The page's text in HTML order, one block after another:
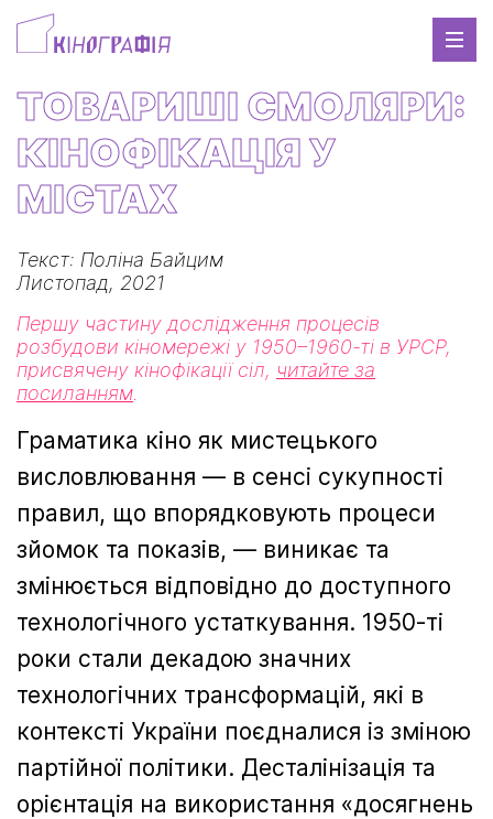
ТОВАРИШІ СМОЛЯРИ:
КІНОФІКАЦІЯ У
МІСТАХ
Текст: Поліна Байцим
Листопад, 2021
Першу частину дослідження процесів
розбудови кіномережі у 1950–1960-ті в УРСР,
присвячену кінофікації сіл, читайте за
посиланням
Граматика кіно як мистецького
висловлювання — в сенсі сукупності
правил, що впорядковують процеси
зйомок та показів, — виникає та
змінюється відповідно до доступного
технологічного устаткування. 1950-ті
роки стали декадою значних
технологічних трансформацій, які в
контексті України поєдналися із зміною
партійної політики. Десталінізація та
орієнтація на використання «досягнень